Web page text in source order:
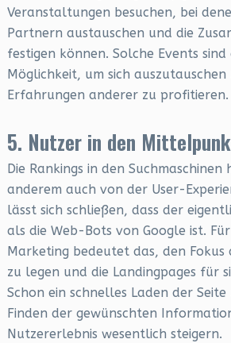
Veranstaltungen besuchen, bei
Partnern austauschen und die
festigen können. Solche Events
Möglichkeit, um sich
Erfahrungen anderer zu profitieren.
5. Nutzer in den
Die Rankings in den
anderem auch von der User-
lässt sich schließen, dass der
als die Web-Bots von Google ist.
Marketing bedeutet das, den Fokus
zu legen und die Landingpages für
Schon ein schnelles Laden der
Finden der gewünschten
Nutzererlebnis wesentlich steigern.